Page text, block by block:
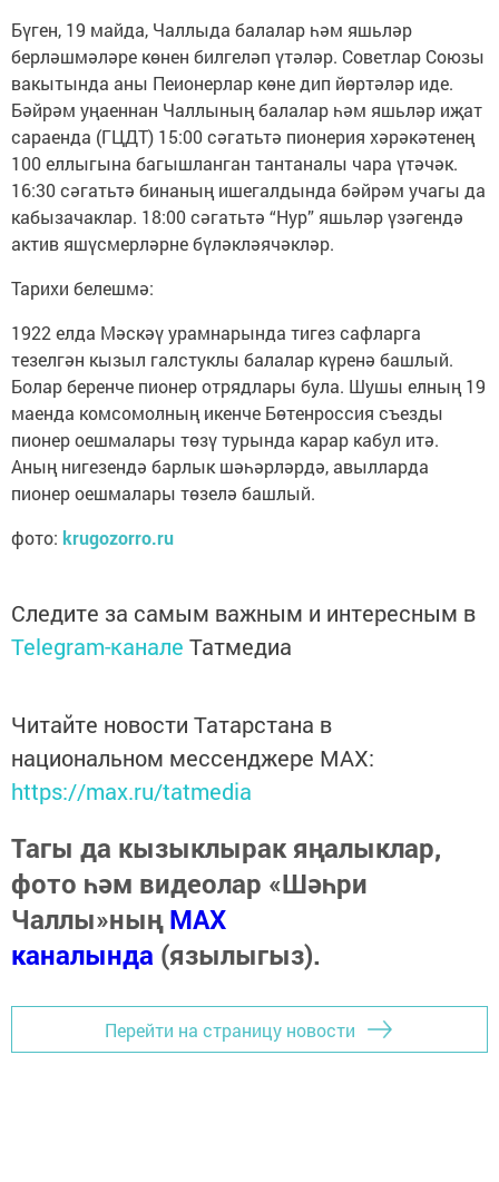
Бүген, 19 майда, Чаллыда балалар һәм яшьләр
берләшмәләре көнен билгеләп үтәләр. Советлар Союзы
вакытында аны Пеионерлар көне дип йөртәләр иде.
Бәйрәм уңаеннан Чаллының балалар һәм яшьләр иҗат
сараенда (ГЦДТ) 15:00 сәгатьтә пионерия хәрәкәтенең
100 еллыгына багышланган тантаналы чара үтәчәк.
16:30 сәгатьтә бинаның ишегалдында бәйрәм учагы да
кабызачаклар. 18:00 сәгатьтә “Нур” яшьләр үзәгендә
актив яшүсмерләрне бүләкләячәкләр.
Тарихи белешмә:
1922 елда Мәскәү урамнарында тигез сафларга
тезелгән кызыл галстуклы балалар күренә башлый.
Болар беренче пионер отрядлары була. Шушы елның 19
маенда комсомолның икенче Бөтенроссия съезды
пионер оешмалары төзү турында карар кабул итә.
Аның нигезендә барлык шәһәрләрдә, авылларда
пионер оешмалары төзелә башлый.
фото: krugozorro.ru
Следите за самым важным и интересным в
Telegram-канале Татмедиа
Читайте новости Татарстана в
национальном мессенджере MАХ:
https://max.ru/tatmedia
Тагы да кызыклырак яңалыклар,
фото һәм видеолар «Шәһри
Чаллы»ныңMAX
каналында (язылыгыз).
Перейти на страницу новости